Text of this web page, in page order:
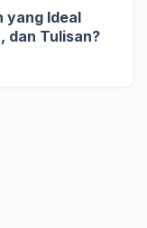
yang Ideal
dan Tulisan?